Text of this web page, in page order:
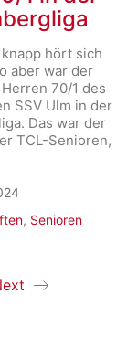
hört sich
aber war der
70/1 des
SSV Ulm in der
Das war der
TCL-Senioren,
, Senioren